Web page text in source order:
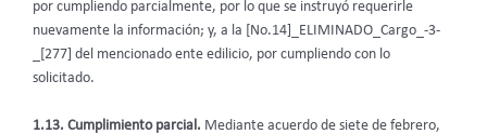
por cumpliendo parcialmente, por lo que se instruyó requerirle
nuevamente la información; y, a la [No.14]_ELIMINADO_Cargo_-3-
_[277] del mencionado ente edilicio, por cumpliendo con lo
solicitado.
1.13. Cumplimiento parcial. Mediante acuerdo de siete de febrero,